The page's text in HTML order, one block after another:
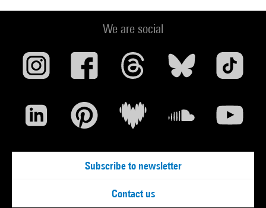
We are social
Subscribe to newsletter
Contact us